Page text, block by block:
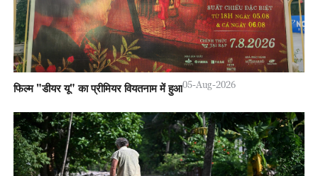
फिल्म "डीयर यू" का प्रीमियर वियतनाम में हुआ05-Aug-2026